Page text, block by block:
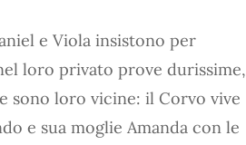
e Viola insistono per
loro privato prove durissime,
sono loro vicine: il Corvo vive
e sua moglie Amanda con le